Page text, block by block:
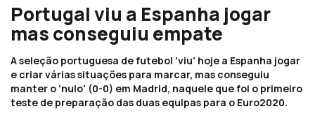
Portugal viu a Espanha jogar
mas conseguiu empate
A seleção portuguesa de futebol 'viu' hoje a Espanha jogar
e criar várias situações para marcar, mas conseguiu
manter o 'nulo' (0-0) em Madrid, naquele que foi o primeiro
teste de preparação das duas equipas para o Euro2020.